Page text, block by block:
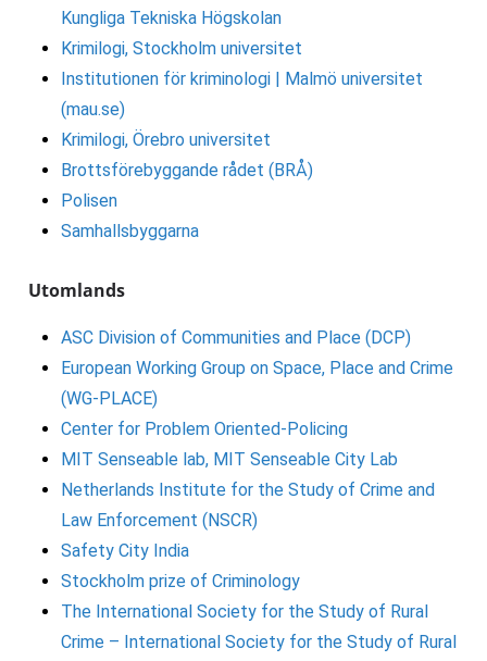
Kungliga Tekniska Högskolan
Krimilogi, Stockholm universitet
Institutionen för kriminologi | Malmö universitet
(mau.se)
Krimilogi, Örebro universitet
Brottsförebyggande rådet (BRÅ)
Polisen
Samhallsbyggarna
Utomlands
ASC Division of Communities and Place (DCP)
European Working Group on Space, Place and Crime
(WG-PLACE)
Center for Problem Oriented-Policing
MIT Senseable lab, MIT Senseable City Lab
Netherlands Institute for the Study of Crime and
Law Enforcement (NSCR)
Safety City India
Stockholm prize of Criminology
The International Society for the Study of Rural
Crime – International Society for the Study of Rural